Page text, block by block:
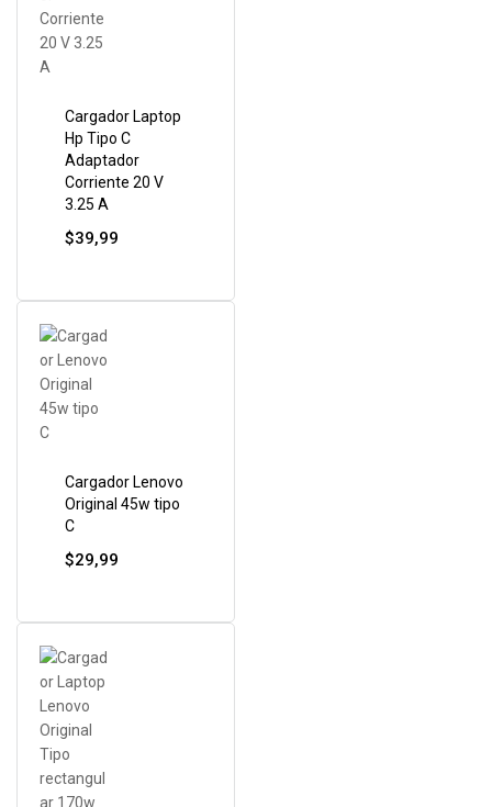
Cargador Laptop
Hp Tipo C
Adaptador
Corriente 20 V
3.25 A
$39,99
Cargador Lenovo
Original 45w tipo
C
$29,99